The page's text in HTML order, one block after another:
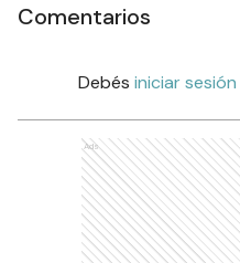
Comentarios
Debés iniciar sesión
Ads